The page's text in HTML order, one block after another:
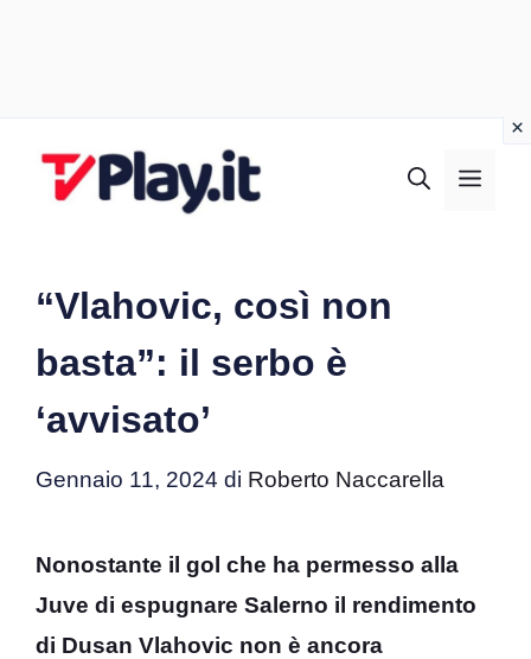
“Vlahovic, così non
basta”: il serbo è
‘avvisato’
Gennaio 11, 2024 di Roberto Naccarella
Nonostante il gol che ha permesso alla
Juve di espugnare Salerno il rendimento
di Dusan Vlahovic non è ancora